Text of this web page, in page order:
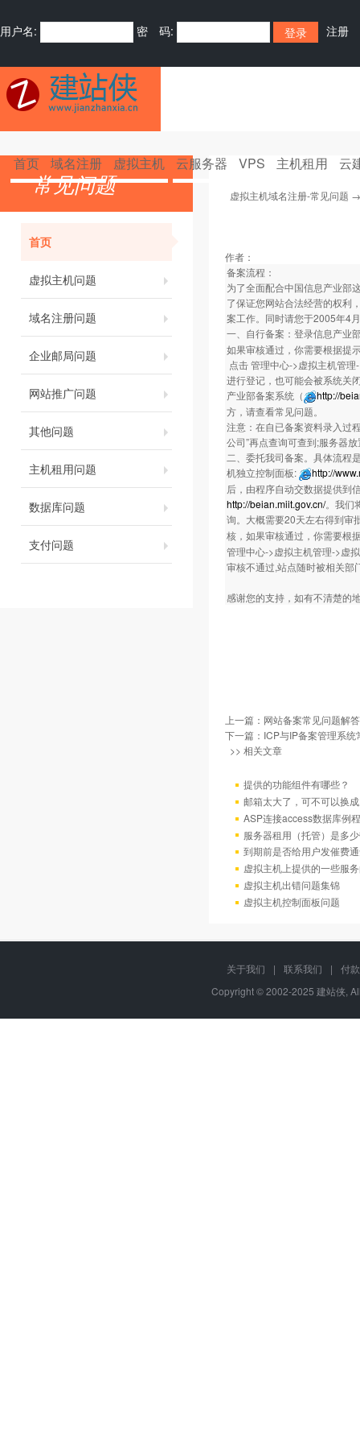
用户名: 密 码: 注册
首页 域名注册 虚拟主机 云服务器 VPS 主机租用 云
常见问题
首页
虚拟主机问题
域名注册问题
企业邮局问题
网站推广问题
其他问题
主机租用问题
数据库问题
支付问题
虚拟主机域名注册-常见问题
作者：
备案流程：
为了全面配合中国信息产业部
了保证您网站合法经营的权利
案工作。同时请您于2005年4
一、自行备案：登录信息产业
如果审核通过，你需要根据提
点击 管理中心->虚拟主机管
进行登记，也可能会被系统关
产业部备案系统（
http://
方，请查看常见问题。
注意：在自已备案资料录入过
公司”再点查询可查到;服务器
二、委托我司备案。具体流程
机独立控制面板:
http://
后，由程序自动交数据提供到
http://beian.miit.gov.cn/。我们
询。大概需要20天左右得到审
核，如果审核通过，你需要根
管理中心->虚拟主机管理->虚
审核不通过,站点随时被相关部
感谢您的支持，如有不清楚的
上一篇： 网站备案常见问题解
下一篇： ICP与IP备案管理系统
>> 相关文章
提供的功能组件有哪些？
邮箱太大了，可不可以换
ASP连接access数据库例程
服务器租用（托管）是多
到期前是否给用户发催费
虚拟主机上提供的一些服
虚拟主机出错问题集锦
虚拟主机控制面板问题
关于我们 | 联系我们 |
付
Copyright © 2002-2025 建站侠,